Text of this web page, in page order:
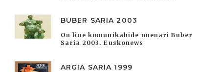
BUBER SARIA 2003
On line komunikabide onenari Buber
Saria 2003. Euskonews
ARGIA SARIA 1999